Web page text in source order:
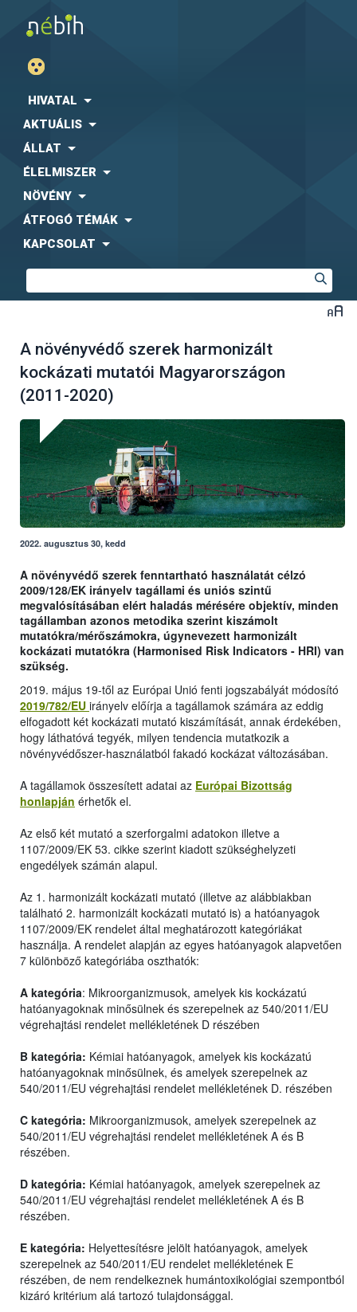
HIVATAL
AKTUÁLIS
ÁLLAT
ÉLELMISZER
NÖVÉNY
ÁTFOGÓ TÉMÁK
KAPCSOLAT
A növényvédő szerek harmonizált
kockázati mutatói Magyarországon
(2011-2020)
2022. augusztus 30, kedd
A növényvédő szerek fenntartható használatát célzó
2009/128/EK irányelv tagállami és uniós szintű
megvalósításában elért haladás mérésére objektív, minden
tagállamban azonos metodika szerint kiszámolt
mutatókra/mérőszámokra, úgynevezett harmonizált
kockázati mutatókra (Harmonised Risk Indicators - HRI) van
szükség.
2019. május 19-től az Európai Unió fenti jogszabályát módosító
2019/782/EU irányelv előírja a tagállamok számára az eddig
elfogadott két kockázati mutató kiszámítását, annak érdekében,
hogy láthatóvá tegyék, milyen tendencia mutatkozik a
növényvédőszer-használatból fakadó kockázat változásában.
A tagállamok összesített adatai az Európai Bizottság
honlapján érhetők el.
Az első két mutató a szerforgalmi adatokon illetve a
1107/2009/EK 53. cikke szerint kiadott szükséghelyzeti
engedélyek számán alapul.
Az 1. harmonizált kockázati mutató (illetve az alábbiakban
található 2. harmonizált kockázati mutató is) a hatóanyagok
1107/2009/EK rendelet által meghatározott kategóriákat
használja. A rendelet alapján az egyes hatóanyagok alapvetően
7 különböző kategóriába oszthatók:
A kategória: Mikroorganizmusok, amelyek kis kockázatú
hatóanyagoknak minősülnek és szerepelnek az 540/2011/EU
végrehajtási rendelet mellékletének D részében
B kategória: Kémiai hatóanyagok, amelyek kis kockázatú
hatóanyagoknak minősülnek, és amelyek szerepelnek az
540/2011/EU végrehajtási rendelet mellékletének D. részében
C kategória: Mikroorganizmusok, amelyek szerepelnek az
540/2011/EU végrehajtási rendelet mellékletének A és B
részében.
D kategória: Kémiai hatóanyagok, amelyek szerepelnek az
540/2011/EU végrehajtási rendelet mellékletének A és B
részében.
E kategória: Helyettesítésre jelölt hatóanyagok, amelyek
szerepelnek az 540/2011/EU rendelet mellékletének E
részében, de nem rendelkeznek humántoxikológiai szempontból
kizáró kritérium alá tartozó tulajdonsággal.